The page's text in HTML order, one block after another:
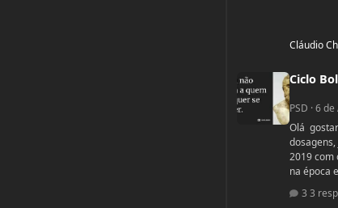
Cláudio
Ciclo
PSD ·6 de
Olá gostaria de uma informação de
2019 com
na época
fui
60mg
3